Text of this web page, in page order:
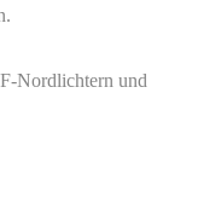
Nordlichtern und